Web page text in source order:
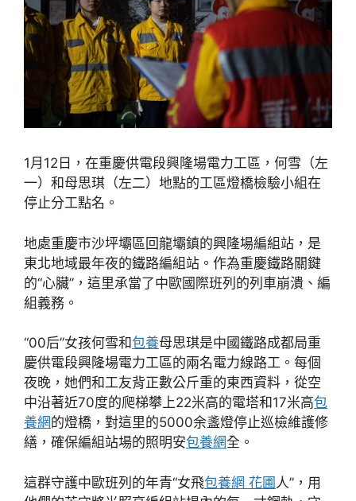
1月12日，在重慶供電段興隆場電力工區，何雪（左
一）和母思琪（左二）地點的工區燈橋檢驗小組在
停止分工點名。
地處重慶市沙坪壩區回龍壩鎮的興隆場編組站，是
東北地域最年夜的鐵路編組站。作為重慶鐵路關鍵
的“心臟”，這里承當了中歐國際班列的列車崩潰、編
組義務。
“00后”女孩何雪和包養母思琪是中國鐵路成都局重
慶供電段興隆場電力工區的兩名電力線路工。每個
夜晚，她們和工友背正數公斤重的東西資料，從空
中沿著近70度的爬梯攀上22米高的電塔和17米高包
養網的燈橋，對這里的5000余盞燈停止巡檢維護修
繕，確保編組站場的照明安包養網全。
這群守護中歐班列的年青“女飛包養網 花圃 人”，用